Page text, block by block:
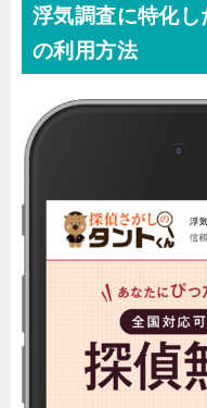
浮気調査に特化し
の利用方法